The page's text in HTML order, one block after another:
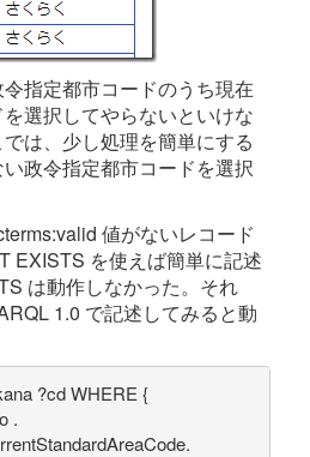
指定都市コードのうち現在
選択してやらないといけな
は、少し処理を簡単にする
政令指定都市コードを選択
値がないレコード
EXISTS を使えば簡単に記述
は動作しなかった。それ
1.0 で記述してみると動
?cd WHERE {
.